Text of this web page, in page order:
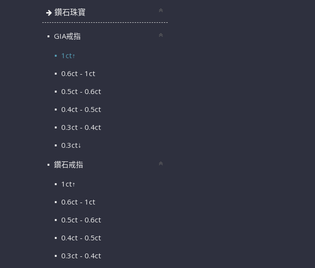
鑽石珠寶
GIA戒指
1ct↑
0.6ct - 1ct
0.5ct - 0.6ct
0.4ct - 0.5ct
0.3ct - 0.4ct
0.3ct↓
鑽石戒指
1ct↑
0.6ct - 1ct
0.5ct - 0.6ct
0.4ct - 0.5ct
0.3ct - 0.4ct